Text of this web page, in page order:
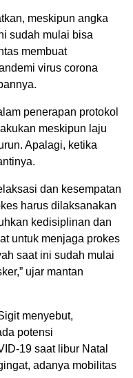
meskipun angka
sudah mulai bisa
membuat
virus corona
penerapan protokol
meskipun laju
Apalagi, ketika
dan kesempatan
harus dilaksanakan
kedisiplinan dan
untuk menjaga prokes
saat ini sudah mulai
ujar mantan
menyebut,
potensi
19 saat libur Natal
adanya mobilitas